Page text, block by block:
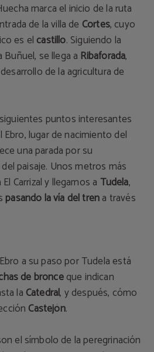
marca el inicio de la ruta
de la villa de Cortes, cuyo
es el castillo. Siguiendo la
se llega a Ribaforada,
de la agricultura de
puntos interesantes
Ebro, lugar de nacimiento del
una parada por su
paisaje. Unos metros más
Carrizal y llegamos a Tudela,
pasando la vía del trena través
a su paso por Tudela está
de bronceque indican
la Catedral, y después, cómo
Castejón.
el símbolo de la peregrinación